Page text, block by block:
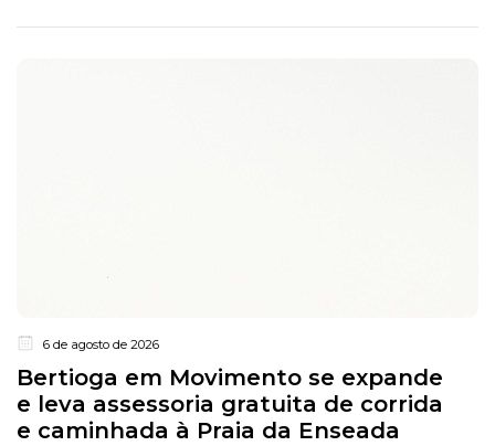
6 de agosto de 2026
Bertioga em Movimento se expande
e leva assessoria gratuita de corrida
e caminhada à Praia da Enseada